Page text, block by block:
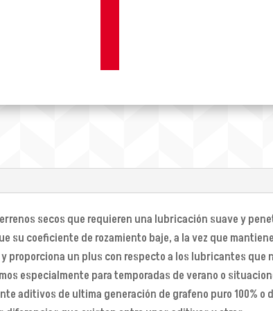
secos que requieren una lubricación suave y
su coeficiente de rozamiento baje, a la vez que
proporciona un plus con respecto a los lubricantes que
especialmente para temporadas de verano o
aditivos de ultima generación de grafeno puro 100% o